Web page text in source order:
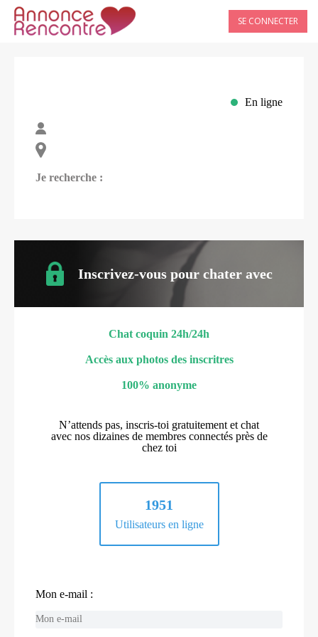
SE CONNECTER
En ligne
Je recherche :
Inscrivez-vous pour chater avec
Chat coquin 24h/24h
Accès aux photos des inscritres
100% anonyme
N’attends pas, inscris-toi gratuitement et chat
avec nos dizaines de membres connectés près de
chez toi
1951
Utilisateurs en ligne
Mon e-mail :